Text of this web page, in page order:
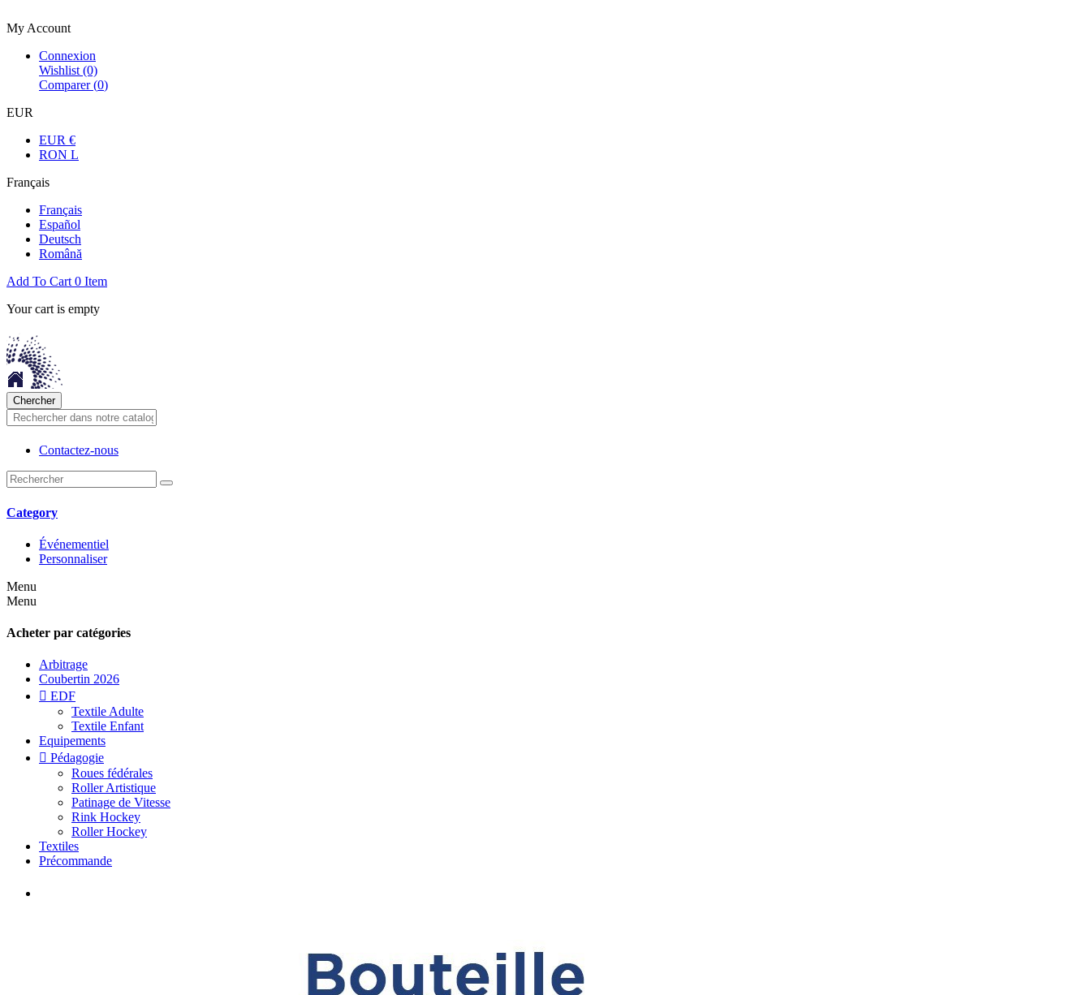
My Account
Connexion
Wishlist (0)
Comparer (0)
EUR
EUR €
RON L
Français
Français
Español
Deutsch
Română
Add To Cart 0 Item
Your cart is empty
Chercher
Contactez-nous
Category
Événementiel
Personnaliser
Menu
Menu
Acheter par catégories
Arbitrage
Coubertin 2026
 EDF
Textile Adulte
Textile Enfant
Equipements
 Pédagogie
Roues fédérales
Roller Artistique
Patinage de Vitesse
Rink Hockey
Roller Hockey
Textiles
Précommande